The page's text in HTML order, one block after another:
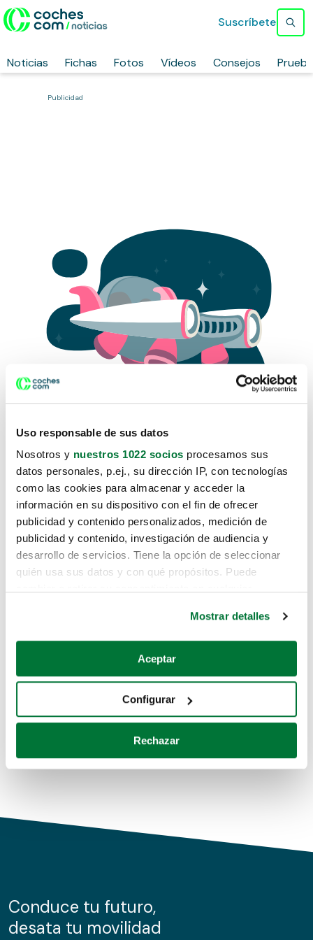
Uso responsable de sus datos
Nosotros y nuestros 1022 socios procesamos sus
datos personales, p.ej., su dirección IP, con tecnologías
como las cookies para almacenar y acceder la
información en su dispositivo con el fin de ofrecer
publicidad y contenido personalizados, medición de
publicidad y contenido, investigación de audiencia y
desarrollo de servicios. Tiene la opción de seleccionar
quién usa sus datos y con qué propósitos. Puede
Si lo permite, también quisiéramos:
Recopilar información sobre su ubicación geográfica
Identificar su dispositivo analizándolo activamente
para buscar características específicas (huellas
Obtenga más información sobre cómo se procesan sus
de cookies.
información sobre el uso que haga del sitio web con
nuestros partners de redes sociales, publicidad y análisis
Mostrar detalles
Aceptar
Configurar
Rechazar
Noticias Fichas Fotos Vídeos Consejos
Suscríbete
Publicidad
Lo sentimos, no sabemos como
te hemos traido hasta aquí.
Pero puedes encontrar el coche que estás
buscando en alguno de estos enlaces:
Coches de segunda mano
Coches de km0
Conduce tu futuro,
desata tu movilidad